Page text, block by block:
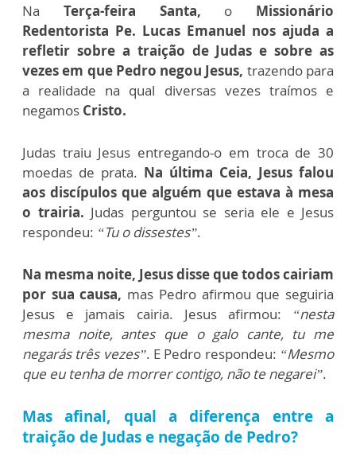
Na Terça-feira Santa, o Missionário
Redentorista Pe. Lucas Emanuel nos ajuda a
refletir sobre a traição de Judas e sobre as
vezes em que Pedro negou Jesus, trazendo para
a realidade na qual diversas vezes traímos e
negamos Cristo.
Judas traiu Jesus entregando-o em troca de 30
moedas de prata. Na última Ceia, Jesus falou
aos discípulos que alguém que estava à mesa
o trairia. Judas perguntou se seria ele e Jesus
respondeu: “Tu o dissestes”.
Na mesma noite, Jesus disse que todos cairiam
por sua causa, mas Pedro afirmou que seguiria
Jesus e jamais cairia. Jesus afirmou: “nesta
mesma noite, antes que o galo cante, tu me
negarás três vezes”. E Pedro respondeu: “Mesmo
que eu tenha de morrer contigo, não te negarei”.
Mas afinal, qual a diferença entre a
traição de Judas e negação de Pedro?